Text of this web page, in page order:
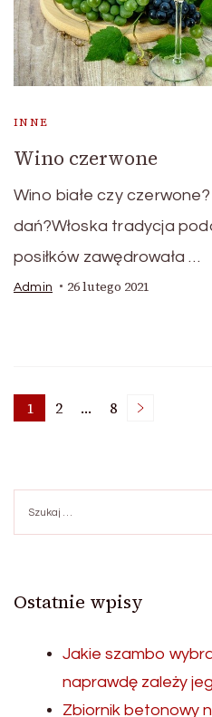
INNE
Wino czerwone
Wino białe czy
dań?Włoska tradycja
posiłków zawędrowała …
Admin 26 lutego 2021
wpisów
Strona
1 Strona
2 … Strona
8
Ostatnie wpisy
Jakie szambo
naprawdę zależy
Zbiornik betonowy